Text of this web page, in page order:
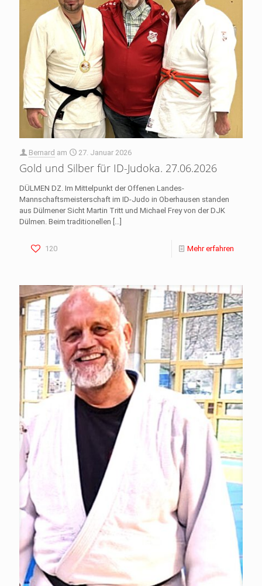
Bernard am 27. Januar 2026
Gold und Silber für ID-Judoka. 27.06.2026
DÜLMEN DZ. Im Mittelpunkt der Offenen Landes-
Mannschaftsmeisterschaft im ID-Judo in Oberhausen standen
aus Dülmener Sicht Martin Tritt und Michael Frey von der DJK
Dülmen. Beim traditionellen
120 Mehr erfahren